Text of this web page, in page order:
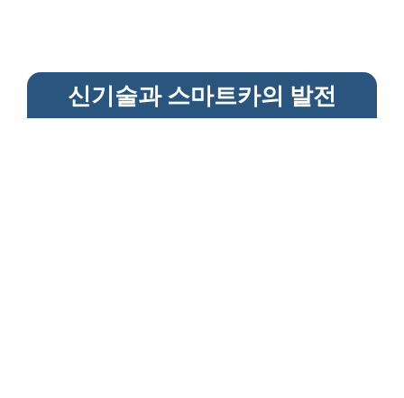
신기술과 스마트카의 발전